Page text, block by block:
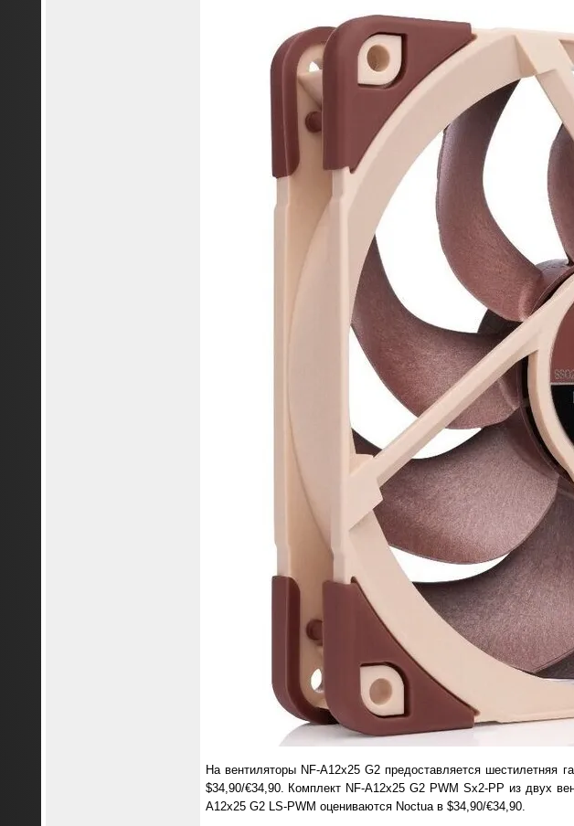
На вентиляторы NF-A12x25 G2 предоставляется шестилетняя
$34,90/€34,90. Комплект NF-A12x25 G2 PWM Sx2-PP из двух
A12x25 G2 LS-PWM оцениваются Noctua в $34,90/€34,90.